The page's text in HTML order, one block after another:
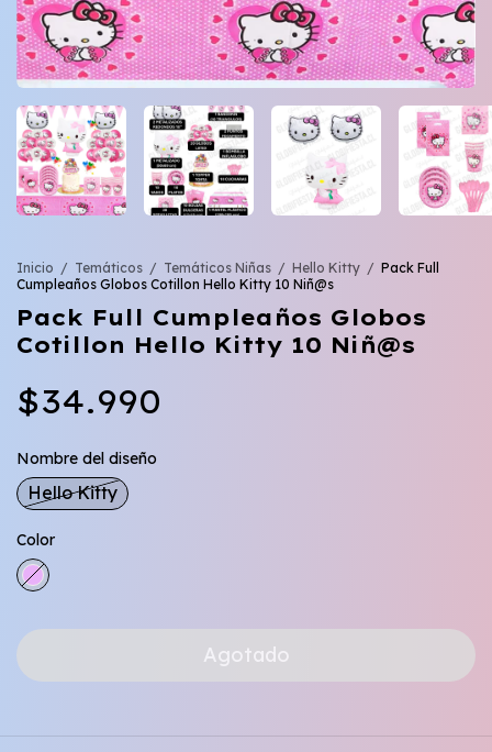
Inicio / Temáticos / Temáticos Niñas / Hello Kitty / Pack Full
Cumpleaños Globos Cotillon Hello Kitty 10 Niñ@s
Pack Full Cumpleaños Globos
Cotillon Hello Kitty 10 Niñ@s
$34.990
Nombre del diseño
Hello Kitty
Color